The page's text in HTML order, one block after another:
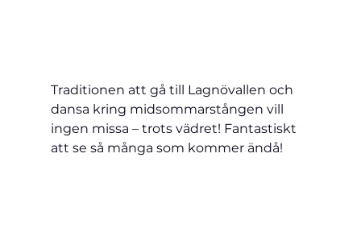
Traditionen att gå till Lagnövallen och
dansa kring midsommarstången vill
ingen missa – trots vädret! Fantastiskt
att se så många som kommer ändå!